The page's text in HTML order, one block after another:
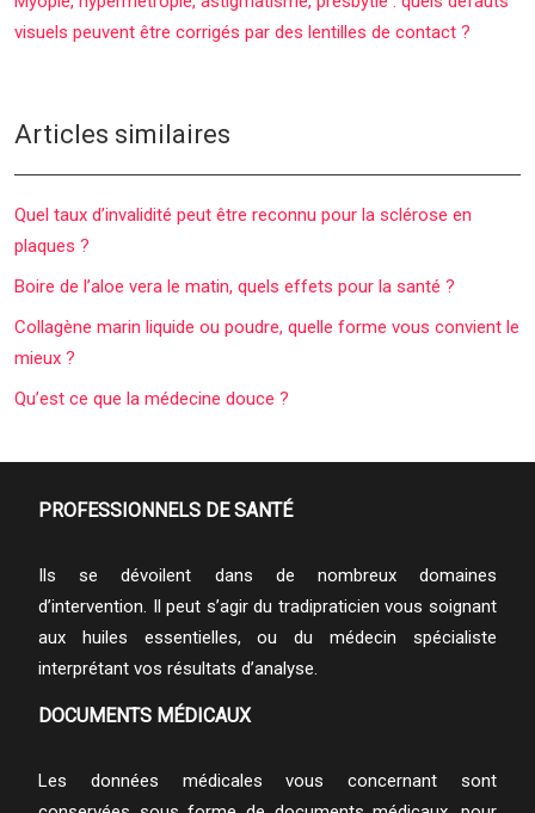
visuels peuvent être corrigés par des lentilles de contact ?
Articles similaires
Quel taux d’invalidité peut être reconnu pour la sclérose en
plaques ?
Boire de l’aloe vera le matin, quels effets pour la santé ?
Collagène marin liquide ou poudre, quelle forme vous convient le
mieux ?
Qu’est ce que la médecine douce ?
PROFESSIONNELS DE SANTÉ
Ils se dévoilent dans de nombreux domaines
d’intervention. Il peut s’agir du tradipraticien vous soignant
aux huiles essentielles, ou du médecin spécialiste
interprétant vos résultats d’analyse.
DOCUMENTS MÉDICAUX
Les données médicales vous concernant sont